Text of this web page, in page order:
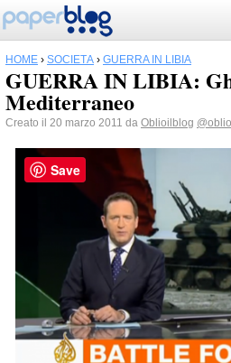
HOME › SOCIETÀ › GUERRA IN LIBIA
GUERRA IN LIBIA:
Mediterraneo
Creato il 20 marzo 2011 da Oblioilblog
Save